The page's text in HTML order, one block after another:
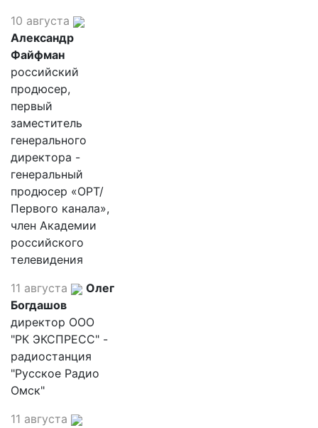
10 августа
Александр
Файфман
российский
продюсер,
первый
заместитель
генерального
директора -
генеральный
продюсер «ОРТ/
Первого канала»,
член Академии
российского
телевидения
11 августа
Олег
Богдашов
директор ООО
"РК ЭКСПРЕСС" -
радиостанция
"Русское Радио
Омск"
11 августа